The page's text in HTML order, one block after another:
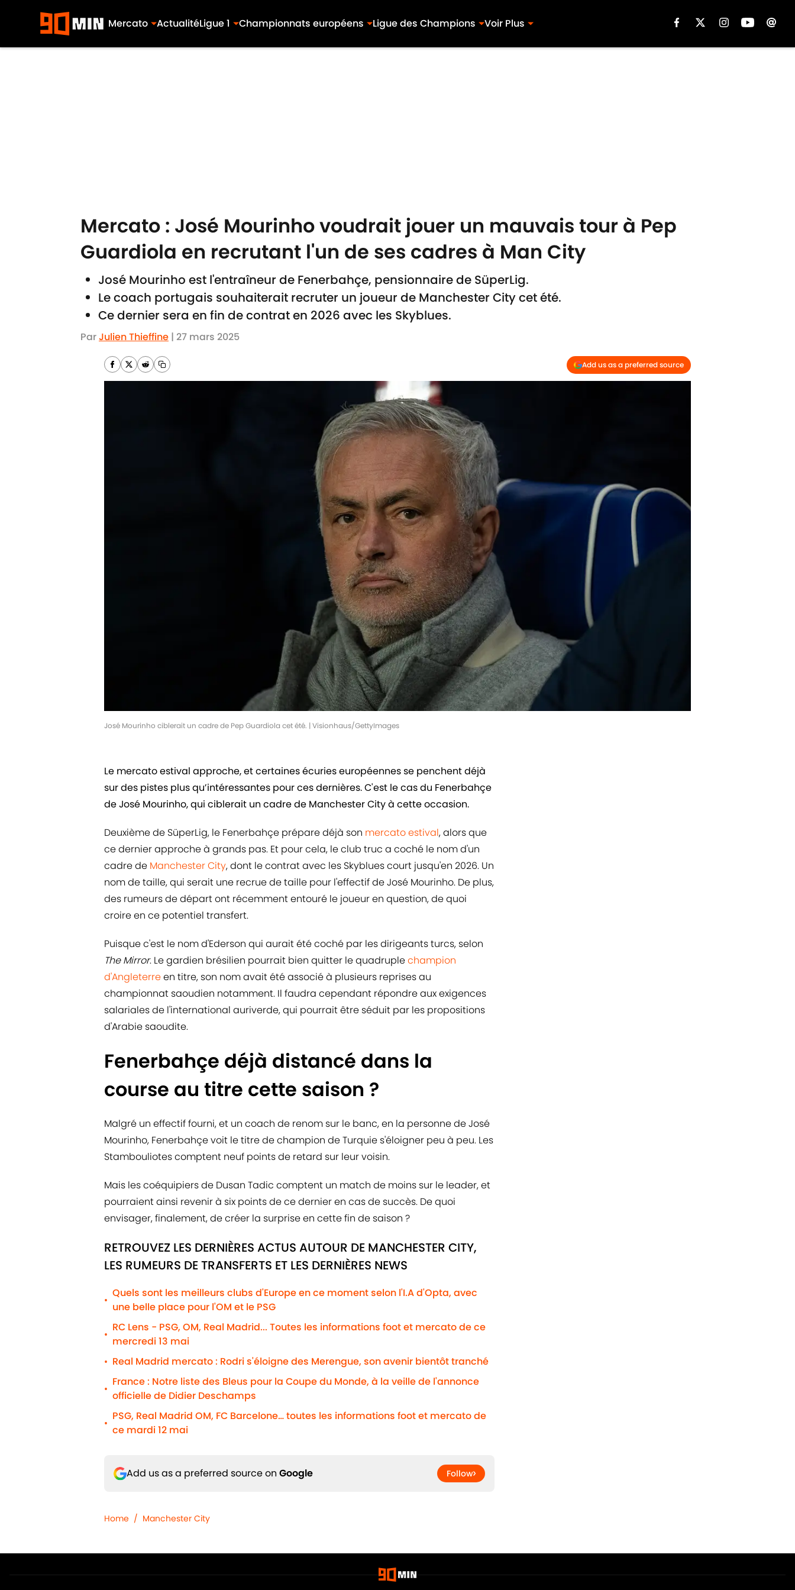
Mercato ActualitéLigue 1 Championnats européens Ligue des Champions Voir Plus
Mercato : José Mourinho voudrait jouer un mauvais tour à Pep
Guardiola en recrutant l'un de ses cadres à Man City
José Mourinho est l'entraîneur de Fenerbahçe, pensionnaire de SüperLig.
Le coach portugais souhaiterait recruter un joueur de Manchester City cet été.
Ce dernier sera en fin de contrat en 2026 avec les Skyblues.
ParJulien Thieffine | 27 mars 2025
Add us as a preferred source
José Mourinho ciblerait un cadre de Pep Guardiola cet été. | Visionhaus/GettyImages
Le mercato estival approche, et certaines écuries européennes se penchent déjà
sur des pistes plus qu’intéressantes pour ces dernières. C'est le cas du Fenerbahçe
de José Mourinho, qui ciblerait un cadre de Manchester City à cette occasion.
Deuxième de SüperLig, le Fenerbahçe prépare déjà son mercato estival, alors que
ce dernier approche à grands pas. Et pour cela, le club truc a coché le nom d'un
cadre de Manchester City, dont le contrat avec les Skyblues court jusqu'en 2026. Un
nom de taille, qui serait une recrue de taille pour l'effectif de José Mourinho. De plus,
des rumeurs de départ ont récemment entouré le joueur en question, de quoi
croire en ce potentiel transfert.
Puisque c'est le nom d'Ederson qui aurait été coché par les dirigeants turcs, selon
The Mirror. Le gardien brésilien pourrait bien quitter le quadruplechampion
d'Angleterreen titre, son nom avait été associé à plusieurs reprises au
championnat saoudien notamment. Il faudra cependant répondre aux exigences
salariales de l'international auriverde, qui pourrait être séduit par les propositions
d'Arabie saoudite.
Fenerbahçe déjà distancé dans la
course au titre cette saison ?
Malgré un effectif fourni, et un coach de renom sur le banc, en la personne de José
Mourinho, Fenerbahçe voit le titre de champion de Turquie s'éloigner peu à peu. Les
Stambouliotes comptent neuf points de retard sur leur voisin.
Mais les coéquipiers de Dusan Tadic comptent un match de moins sur le leader, et
pourraient ainsi revenir à six points de ce dernier en cas de succès. De quoi
envisager, finalement, de créer la surprise en cette fin de saison ?
RETROUVEZ LES DERNIÈRES ACTUS AUTOUR DE MANCHESTER CITY,
LES RUMEURS DE TRANSFERTS ET LES DERNIÈRES NEWS
•
Quels sont les meilleurs clubs d'Europe en ce moment selon l'I.A d'Opta, avec
une belle place pour l'OM et le PSG
•
RC Lens - PSG, OM, Real Madrid... Toutes les informations foot et mercato de ce
mercredi 13 mai
• Real Madrid mercato : Rodri s'éloigne des Merengue, son avenir bientôt tranché
•
France : Notre liste des Bleus pour la Coupe du Monde, à la veille de l'annonce
officielle de Didier Deschamps
•
PSG, Real Madrid OM, FC Barcelone… toutes les informations foot et mercato de
ce mardi 12 mai
Add us as a preferred source on Google Follow
Home / Manchester City